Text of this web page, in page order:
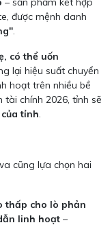
được mệnh danh
.
có thể uốn
lại hiệu suất chuyển
hoạt trên nhiều bề
chính 2026, tỉnh sẽ
tỉnh.
cũng lựa chọn hai
thấp cho lò phản
linh hoạt –